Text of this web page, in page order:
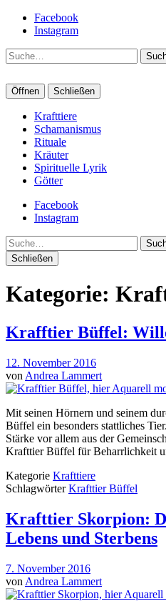
Facebook
Instagram
Suche
Öffnen Schließen
Krafttiere
Schamanismus
Rituale
Kräuter
Spirituelle Lyrik
Götter
Facebook
Instagram
Suche
Schließen
Kategorie:
Krafftier Büffel:
12. November 2016
von Andrea Lammert
Mit seinen Hörnern und seinem
Büffel ein besonders stattliches
Stärke vor allem aus der
Krafttier Büffel für Beharrlichkeit
Kategorie Krafttiere
SchlagwörterKrafttier Büffel
Krafttier Skorpion:
Lebens und Sterbens
7. November 2016
von Andrea Lammert